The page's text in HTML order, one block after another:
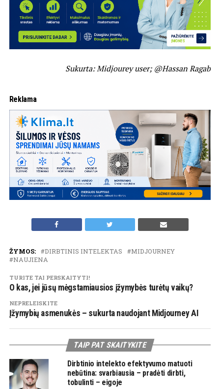
Sukurta: Midjourey user; @Hassan Ragab
Reklama
ŽYMOS: DIRBTINIS INTELEKTAS
MIDJOURNEY
NAUJIENA
TURITE TAI PERSKAITYTI!
O kas, jei jūsų mėgstamiausios įžymybės turėtų vaikų?
NEPRELEISKITE
Įžymybių asmenukės – sukurta naudojant Midjourney AI
TAIP PAT SKAITYKITE
Dirbtinio intelekto efektyvumo matuoti
nebūtina: svarbiausia – pradėti dirbti,
tobulinti – eigoje